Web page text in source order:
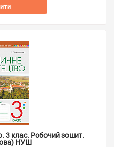
3 клас. Робочий зошит.
НУШ